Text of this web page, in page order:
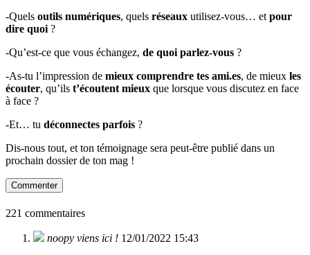
-Quels outils numériques, quels réseaux utilisez-vous… et pour
dire quoi ?
-Qu’est-ce que vous échangez, de quoi parlez-vous ?
-As-tu l’impression de mieux comprendre tes ami.es, de mieux les
écouter, qu’ils t’écoutent mieux que lorsque vous discutez en face
à face ?
-Et… tu déconnectes parfois ?
Dis-nous tout, et ton témoignage sera peut-être publié dans un
prochain dossier de ton mag !
Commenter
221 commentaires
noopy viens ici ! 12/01/2022 15:43